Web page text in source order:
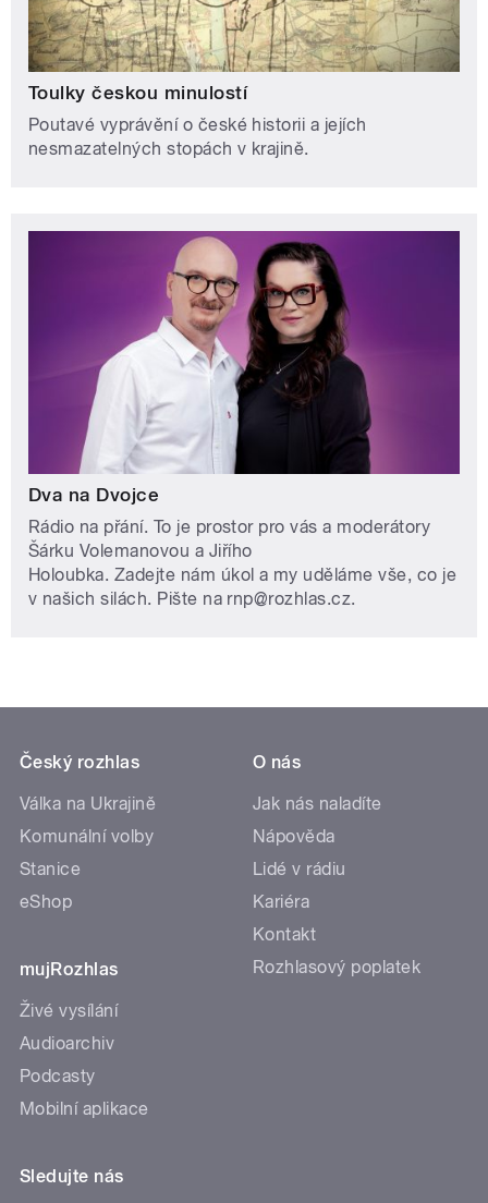
Toulky českou minulostí
Poutavé vyprávění o české historii a jejích
nesmazatelných stopách v krajině.
Dva na Dvojce
Rádio na přání. To je prostor pro vás a moderátory
Šárku Volemanovou a Jiřího
Holoubka. Zadejte nám úkol a my uděláme vše, co je
v našich silách. Pište na rnp@rozhlas.cz.
Český rozhlas
Válka na Ukrajině
Komunální volby
Stanice
eShop
mujRozhlas
Živé vysílání
Audioarchiv
Podcasty
Mobilní aplikace
O nás
Jak nás naladíte
Nápověda
Lidé v rádiu
Kariéra
Kontakt
Rozhlasový poplatek
Sledujte nás